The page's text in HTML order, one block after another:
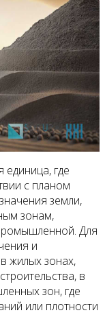
единица, где
с планом
земли,
зонам,
Для
и
жилых зонах,
в
зон, где
или плотности